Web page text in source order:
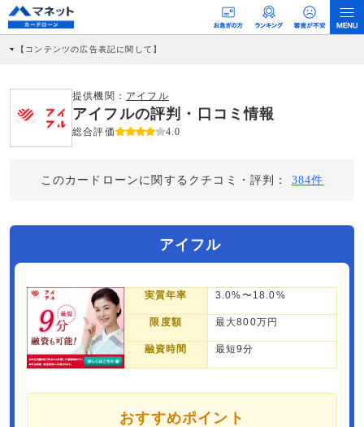
【コンテンツの広告表記に関して】
社に対して企業から紹介報酬が支払われるという収益モデルです。 ただし、特定の
商品を根拠なくPRするものではなく、当編集部の調査／ユーザーへの口コミ収集な
どに基づき、公平性を担保した情報提供を行っています。
>提携企業一覧
提供機関： アイフル
アイフルの評判・口コミ情報
総合評価 4.0
このカードローンに関するクチコミ・評判： 384件
アイフル
実質年率 3.0%〜18.0%
限度額 最大800万円
融資時間 最短9分
おすすめポイント